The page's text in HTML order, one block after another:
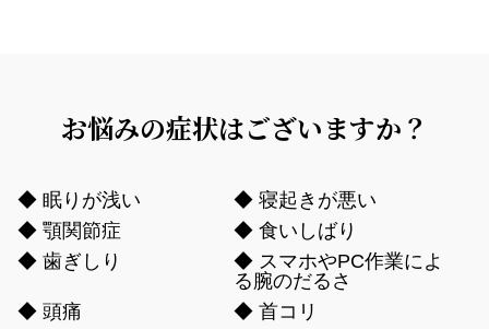
お悩みの症状はございますか？
◆ 眠りが浅い
◆ 寝起きが悪い
◆ 顎関節症
◆ 食いしばり
◆ 歯ぎしり
◆ スマホやPC作業によ
る腕のだるさ
◆ 頭痛
◆ 首コリ